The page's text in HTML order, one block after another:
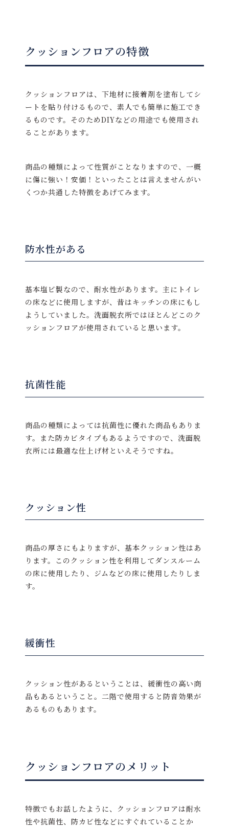
クッションフロアの特徴
クッションフロアは、下地材に接着剤を塗布してシ
ートを貼り付けるもので、素人でも簡単に施工でき
るものです。そのためDIYなどの用途でも使用され
ることがあります。
商品の種類によって性質がことなりますので、一概
に傷に強い！安価！といったことは言えませんがい
くつか共通した特徴をあげてみます。
防水性がある
基本塩ビ製なので、耐水性があります。主にトイレ
の床などに使用しますが、昔はキッチンの床にもし
ようしていました。洗面脱衣所ではほとんどこのク
ッションフロアが使用されていると思います。
抗菌性能
商品の種類によっては抗菌性に優れた商品もありま
す。また防カビタイプもあるようですので、洗面脱
衣所には最適な仕上げ材といえそうですね。
クッション性
商品の厚さにもよりますが、基本クッション性はあ
ります。このクッション性を利用してダンスルーム
の床に使用したり、ジムなどの床に使用したりしま
す。
緩衝性
クッション性があるということは、緩衝性の高い商
品もあるということ。二階で使用すると防音効果が
あるものもあります。
クッションフロアのメリット
特徴でもお話したように、クッションフロアは耐水
性や抗菌性、防カビ性などにすぐれていることか